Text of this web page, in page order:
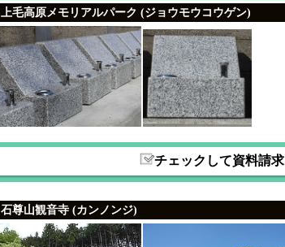
上毛高原メモリアルパーク (ジョウモウコウゲン)
チェックして資料請求
石尊山観音寺 (カンノンジ)